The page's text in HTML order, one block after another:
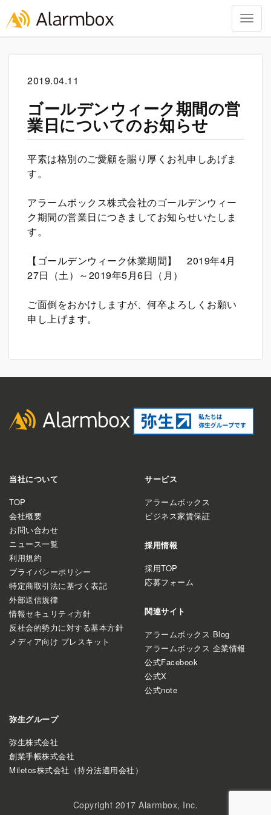
2019.04.11
ゴールデンウィーク期間の営
業日についてのお知らせ
平素は格別のご愛顧を賜り厚くお礼申しあげま
す。
アラームボックス株式会社のゴールデンウィー
ク期間の営業日につきましてお知らせいたしま
す。
【ゴールデンウィーク休業期間】 2019年4月
27日（土）～2019年5月6日（月）
ご面倒をおかけしますが、何卒よろしくお願い
申し上げます。
当社について
TOP
会社概要
お問い合わせ
ニュース一覧
利用規約
プライバシーポリシー
特定商取引法に基づく表記
外部送信規律
情報セキュリティ方針
反社会的勢力に対する基本方針
メディア向け プレスキット
サービス
アラームボックス
ビジネス家賃保証
採用情報
採用TOP
応募フォーム
関連サイト
アラームボックス Blog
アラームボックス 企業情報
公式Facebook
公式X
公式note
弥生グループ
弥生株式会社
創業手帳株式会社
Miletos株式会社（持分法適用会社）
Copyright 2017 Alarmbox, Inc.